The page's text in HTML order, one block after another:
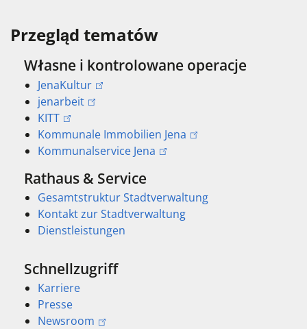
Przegląd tematów
Własne i kontrolowane operacje
JenaKultur
jenarbeit
KITT
Kommunale Immobilien Jena
Kommunalservice Jena
Rathaus & Service
Gesamtstruktur Stadtverwaltung
Kontakt zur Stadtverwaltung
Dienstleistungen
Schnellzugriff
Karriere
Presse
Newsroom